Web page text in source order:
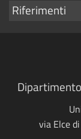
Mostra
Riferimenti
via Elce